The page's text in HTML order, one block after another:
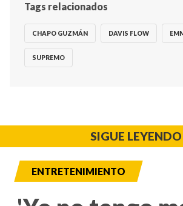
Tags relacionados
CHAPO GUZMÁN DAVIS FLOW
SUPREMO
SIGUE LEYENDO
ENTRETENIMIENTO